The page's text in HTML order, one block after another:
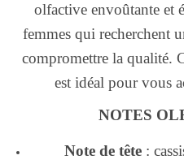
olfactive envoûtante et
femmes qui recherchent
compromettre la qualité.
est idéal pour vous
NOTES
Note de tête: